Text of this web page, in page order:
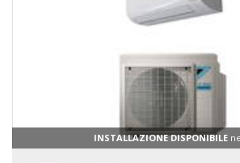
INSTALLAZIONE DISPONIBILE